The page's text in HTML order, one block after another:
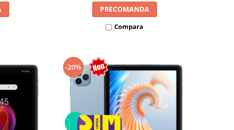
PRECOMANDA
Compara
-20%